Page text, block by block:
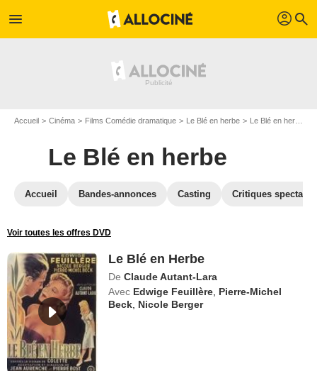
menu profil search
Accueil Cinéma Films Comédie dramatique Le Blé en herbe Le Blé en herbe en Blu Ray
Le Blé en herbe
Accueil Bandes-annonces Casting Critiques
Voir toutes les offres DVD
Le Blé en Herbe
De Claude Autant-Lara
Avec Edwige Feuillère Pierre-Michel
Beck Nicole Berger